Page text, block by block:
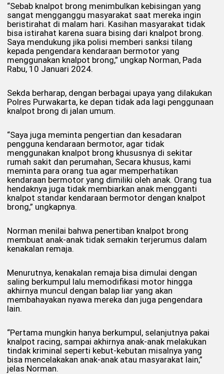
“Sebab knalpot brong menimbulkan kebisingan yang
sangat mengganggu masyarakat saat mereka ingin
beristirahat di malam hari. Kasihan masyarakat tidak
bisa istirahat karena suara bising dari knalpot brong.
Saya mendukung jika polisi memberi sanksi tilang
kepada pengendara kendaraan bermotor yang
menggunakan knalpot brong,” ungkap Norman, Pada
Rabu, 10 Januari 2024.
Sekda berharap, dengan berbagai upaya yang dilakukan
Polres Purwakarta, ke depan tidak ada lagi penggunaan
knalpot brong di jalan umum.
“Saya juga meminta pengertian dan kesadaran
pengguna kendaraan bermotor, agar tidak
menggunakan knalpot brong khususnya di sekitar
rumah sakit dan perumahan, Secara khusus, kami
meminta para orang tua agar memperhatikan
kendaraan bermotor yang dimiliki oleh anak. Orang tua
hendaknya juga tidak membiarkan anak mengganti
knalpot standar kendaraan bermotor dengan knalpot
brong,” ungkapnya.
Norman menilai bahwa penertiban knalpot brong
membuat anak-anak tidak semakin terjerumus dalam
kenakalan remaja.
Menurutnya, kenakalan remaja bisa dimulai dengan
saling berkumpul lalu memodifikasi motor hingga
akhirnya muncul dengan balap liar yang akan
membahayakan nyawa mereka dan juga pengendara
lain.
“Pertama mungkin hanya berkumpul, selanjutnya pakai
knalpot racing, sampai akhirnya anak-anak melakukan
tindak kriminal seperti kebut-kebutan misalnya yang
bisa mencelakakan anak-anak atau masyarakat lain,”
jelas Norman.